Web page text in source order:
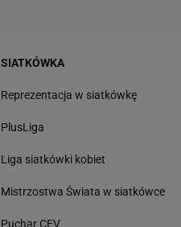
SIATKÓWKA
Reprezentacja w siatkówkę
PlusLiga
Liga siatkówki kobiet
Mistrzostwa Świata w siatkówce
Puchar CEV